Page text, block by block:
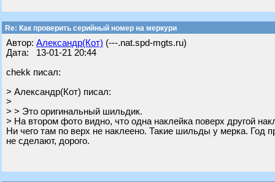
Re: Как проверить серийный номер на меркури
Автор: Александр(Кот) (---.nat.spd-mgts.ru)
Дата: 13-01-21 20:44
chekk писал:
> Александр(Кот) писал:
>
> > Это оригинальный шильдик.
> На втором фото видно, что одна наклейка поверх другой
Ни чего там по верх не наклеено. Такие шильды у мерка. Год
не сделают, дорого.